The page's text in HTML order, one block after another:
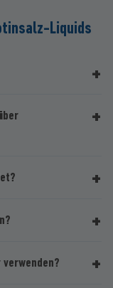
Liquids